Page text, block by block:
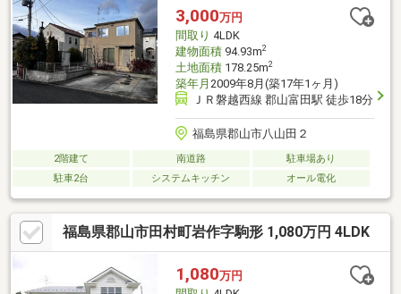
入のサポートを致します！・LINEで問い合わせ→＠ｐｒｅｓｔｉ
ｇｅ－ｈｎｅｔでＩＤ検索
3,000万円
間取り 4LDK
建物面積94.93m2
土地面積178.25m2
築年月 2009年8月(築17年1ヶ月)
ＪＲ磐越西線 郡山富田駅 徒歩18分
福島県郡山市八山田２
2階建て 南道路
駐車場あり
駐車2台
システムキッチン オール電化
福島県郡山市田村町岩作字駒形 1,080万円 4LDK
1,080万円